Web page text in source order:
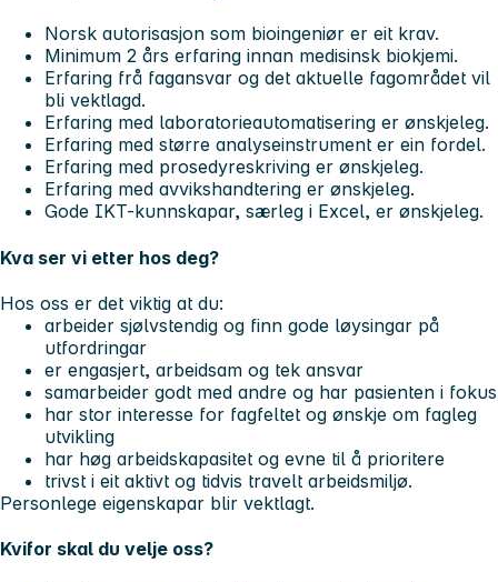
Norsk autorisasjon som bioingeniør er eit krav.
Minimum 2 års erfaring innan medisinsk biokjemi.
Erfaring frå fagansvar og det aktuelle fagområdet vil
bli vektlagd.
Erfaring med laboratorieautomatisering er ønskjeleg.
Erfaring med større analyseinstrument er ein fordel.
Erfaring med prosedyreskriving er ønskjeleg.
Erfaring med avvikshandtering er ønskjeleg.
Gode IKT-kunnskapar, særleg i Excel, er ønskjeleg.
Kva ser vi etter hos deg?
Hos oss er det viktig at du:
arbeider sjølvstendig og finn gode løysingar på
utfordringar
er engasjert, arbeidsam og tek ansvar
samarbeider godt med andre og har pasienten i fokus
har stor interesse for fagfeltet og ønskje om fagleg
utvikling
har høg arbeidskapasitet og evne til å prioritere
trivst i eit aktivt og tidvis travelt arbeidsmiljø.
Personlege eigenskapar blir vektlagt.
Kvifor skal du velje oss?